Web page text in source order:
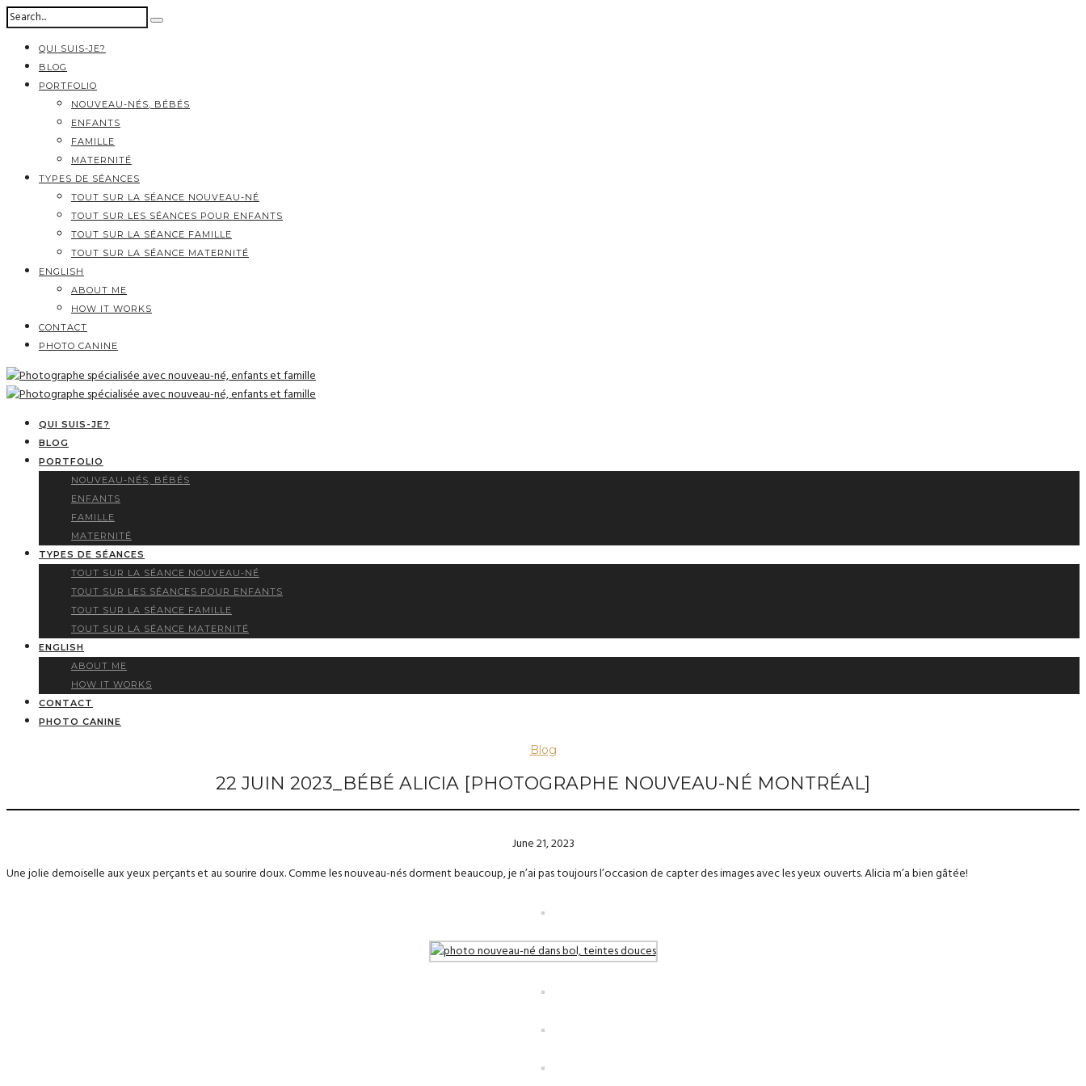
QUI SUIS-JE?
BLOG
PORTFOLIO
NOUVEAU-NÉS, BÉBÉS
ENFANTS
FAMILLE
MATERNITÉ
TYPES DE SÉANCES
TOUT SUR LA SÉANCE NOUVEAU-NÉ
TOUT SUR LES SÉANCES POUR ENFANTS
TOUT SUR LA SÉANCE FAMILLE
TOUT SUR LA SÉANCE MATERNITÉ
ENGLISH
ABOUT ME
HOW IT WORKS
CONTACT
PHOTO CANINE
QUI SUIS-JE?
BLOG
PORTFOLIO
NOUVEAU-NÉS, BÉBÉS
ENFANTS
FAMILLE
MATERNITÉ
TYPES DE SÉANCES
TOUT SUR LA SÉANCE NOUVEAU-NÉ
TOUT SUR LES SÉANCES POUR ENFANTS
TOUT SUR LA SÉANCE FAMILLE
TOUT SUR LA SÉANCE MATERNITÉ
ENGLISH
ABOUT ME
HOW IT WORKS
CONTACT
PHOTO CANINE
Blog
22 JUIN 2023_BÉBÉ ALICIA [PHOTOGRAPHE NOUVEAU-NÉ MONTRÉAL]
June 21, 2023
Une jolie demoiselle aux yeux perçants et au sourire doux. Comme les nouveau-nés dorment beaucoup, je n’ai pas toujours l’occasion de capter des images avec les yeux ouverts. Alicia m’a bien gâtée!